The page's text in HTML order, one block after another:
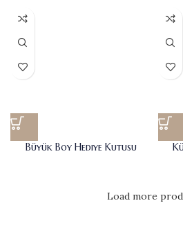
Büyük Boy Hediye Kutusu
Load more